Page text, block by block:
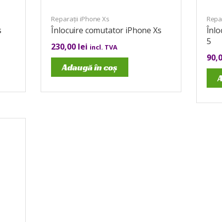
Reparații iPhone Xs
Înlocuire comutator iPhone Xs
230,00 lei incl. TVA
Adaugă în coș
5